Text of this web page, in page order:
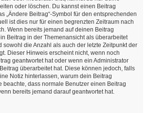
oder löschen. Du kannst einen Beitrag
„Ändere Beitrag“-Symbol für den entsprechenden
ist dies nur für einen begrenzten Zeitraum nach
Wenn bereits jemand auf deinen Beitrag
Beitrag in der Themenansicht als überarbeitet
sowohl die Anzahl als auch der letzte Zeitpunkt der
Dieser Hinweis erscheint nicht, wenn noch
geantwortet hat oder wenn ein Administrator
überarbeitet hat. Diese können jedoch, falls
Notiz hinterlassen, warum dein Beitrag
beachte, dass normale Benutzer einen Beitrag
bereits jemand darauf geantwortet hat.